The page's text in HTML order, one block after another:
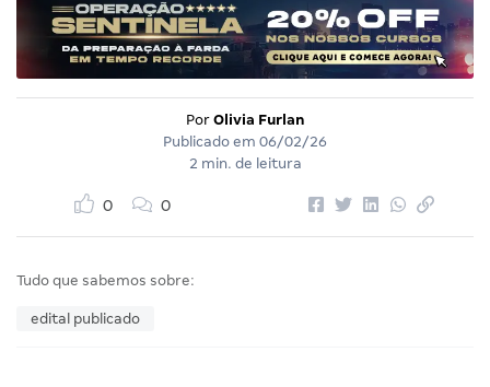
Por Olivia Furlan
Publicado em 06/02/26
2 min. de leitura
0 0
Tudo que sabemos sobre:
edital publicado